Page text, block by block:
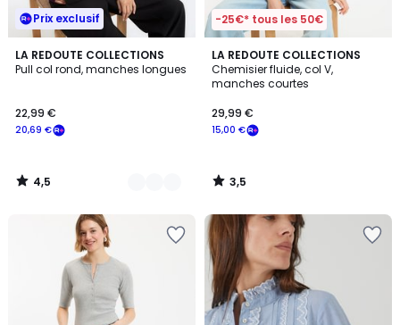
Prix exclusif
LA REDOUTE COLLECTIONS
Pull col rond, manches longues
20,69 €
22,99 €
4,5
/ 5
5
Couleurs
4,5
/
-25€* tous les 50€
LA REDOUTE COLLECTIONS
Chemisier fluide, col V,
manches courtes
15,00 €
29,99 €
3,5
/ 5
3,5
/